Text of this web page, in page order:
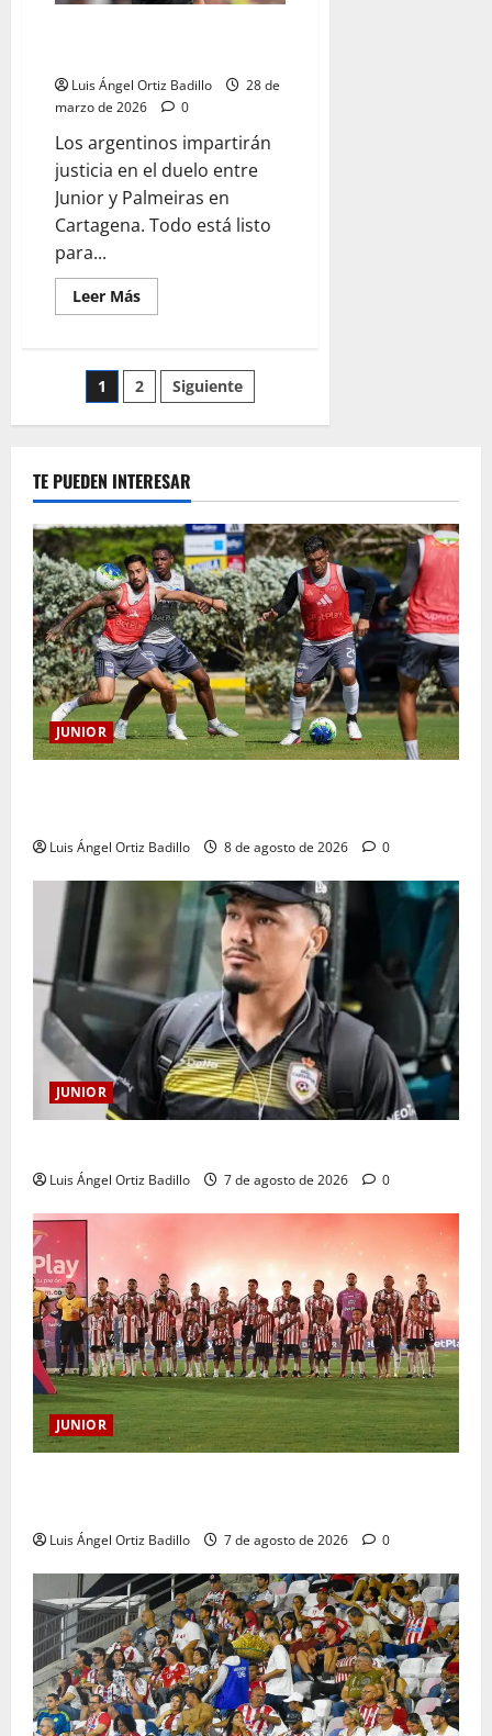
Luis Ángel Ortiz Badillo
28 de
marzo de 2026
0
Los argentinos impartirán
justicia en el duelo entre
Junior y Palmeiras en
Cartagena. Todo está listo
para...
Leer Más
1 2 Siguiente
TE PUEDEN INTERESAR
JUNIOR
Luis Ángel Ortiz Badillo 8 de agosto de 2026 0
JUNIOR
Luis Ángel Ortiz Badillo 7 de agosto de 2026 0
JUNIOR
Luis Ángel Ortiz Badillo 7 de agosto de 2026 0